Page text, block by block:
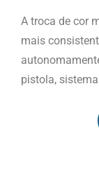
A troca de cor
mais
pistola,